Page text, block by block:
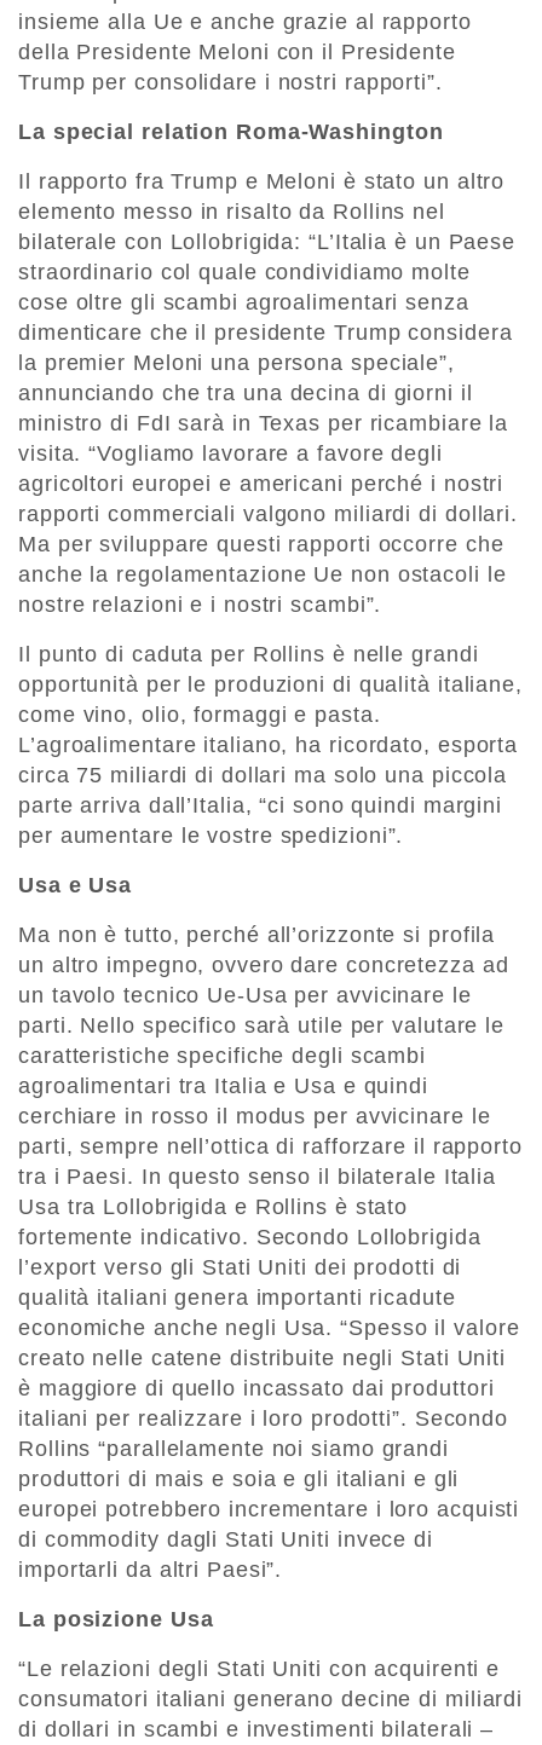
insieme alla Ue e anche grazie al rapporto
della Presidente Meloni con il Presidente
Trump per consolidare i nostri rapporti”.
La special relation Roma-Washington
Il rapporto fra Trump e Meloni è stato un altro
elemento messo in risalto da Rollins nel
bilaterale con Lollobrigida: “L’Italia è un Paese
straordinario col quale condividiamo molte
cose oltre gli scambi agroalimentari senza
dimenticare che il presidente Trump considera
la premier Meloni una persona speciale”,
annunciando che tra una decina di giorni il
ministro di FdI sarà in Texas per ricambiare la
visita. “Vogliamo lavorare a favore degli
agricoltori europei e americani perché i nostri
rapporti commerciali valgono miliardi di dollari.
Ma per sviluppare questi rapporti occorre che
anche la regolamentazione Ue non ostacoli le
nostre relazioni e i nostri scambi”.
Il punto di caduta per Rollins è nelle grandi
opportunità per le produzioni di qualità italiane,
come vino, olio, formaggi e pasta.
L’agroalimentare italiano, ha ricordato, esporta
circa 75 miliardi di dollari ma solo una piccola
parte arriva dall’Italia, “ci sono quindi margini
per aumentare le vostre spedizioni”.
Usa e Usa
Ma non è tutto, perché all’orizzonte si profila
un altro impegno, ovvero dare concretezza ad
un tavolo tecnico Ue-Usa per avvicinare le
parti. Nello specifico sarà utile per valutare le
caratteristiche specifiche degli scambi
agroalimentari tra Italia e Usa e quindi
cerchiare in rosso il modus per avvicinare le
parti, sempre nell’ottica di rafforzare il rapporto
tra i Paesi. In questo senso il bilaterale Italia
Usa tra Lollobrigida e Rollins è stato
fortemente indicativo. Secondo Lollobrigida
l’export verso gli Stati Uniti dei prodotti di
qualità italiani genera importanti ricadute
economiche anche negli Usa. “Spesso il valore
creato nelle catene distribuite negli Stati Uniti
è maggiore di quello incassato dai produttori
italiani per realizzare i loro prodotti”. Secondo
Rollins “parallelamente noi siamo grandi
produttori di mais e soia e gli italiani e gli
europei potrebbero incrementare i loro acquisti
di commodity dagli Stati Uniti invece di
importarli da altri Paesi”.
La posizione Usa
“Le relazioni degli Stati Uniti con acquirenti e
consumatori italiani generano decine di miliardi
di dollari in scambi e investimenti bilaterali –